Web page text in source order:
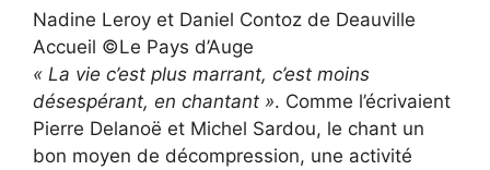
Nadine Leroy et Daniel Contoz de Deauville
Accueil ©Le Pays d’Auge
« La vie c’est plus marrant, c’est moins
désespérant, en chantant ». Comme l’écrivaient
Pierre Delanoë et Michel Sardou, le chant un
bon moyen de décompression, une activité